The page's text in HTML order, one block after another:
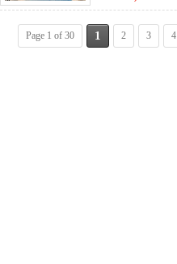
Page 1 of 30 1 2 3 4